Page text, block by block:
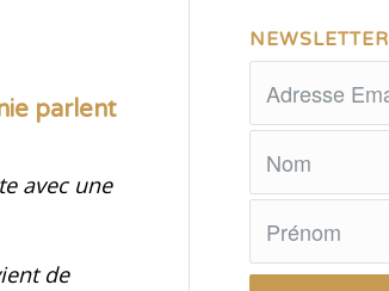
parlent
avec une
de
NEWSLETTER